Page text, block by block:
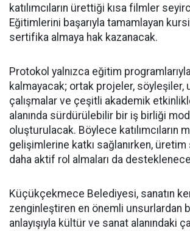
katılımcıların ürettiği kısa filmler
Eğitimlerini başarıyla tamamlayan
sertifika almaya hak kazanacak.
Protokol yalnızca eğitim programlarıyla
kalmayacak; ortak projeler, söyleşiler,
çalışmalar ve çeşitli akademik
alanında sürdürülebilir bir iş birliği
oluşturulacak. Böylece katılımcıların
gelişimlerine katkı sağlanırken,
daha aktif rol almaları da
Küçükçekmece Belediyesi, sanatın
zenginleştiren en önemli unsurlardan
anlayışıyla kültür ve sanat alanındaki